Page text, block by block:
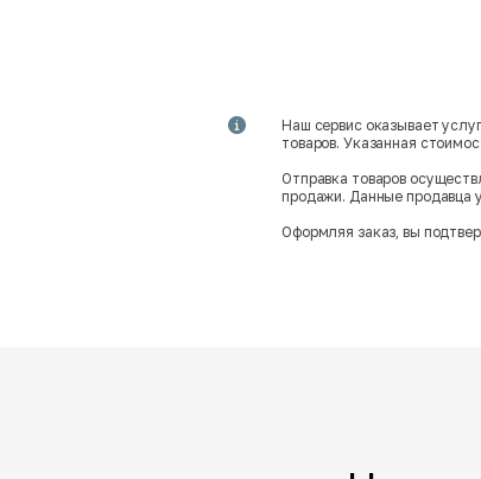
Наш сервис оказывает
товаров. Указанная
Отправка товаров
продажи. Данные продавца
Оформляя заказ, вы